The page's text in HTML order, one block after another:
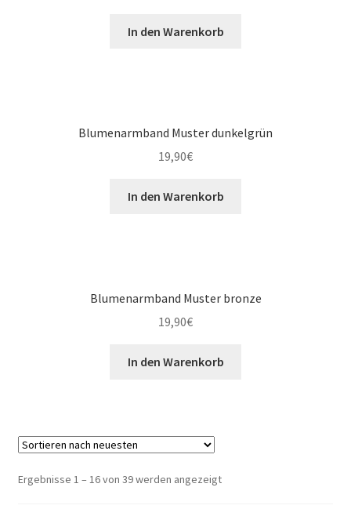
In den Warenkorb
Blumenarmband Muster dunkelgrün
19,90€
In den Warenkorb
Blumenarmband Muster bronze
19,90€
In den Warenkorb
Ergebnisse 1 – 16 von 39 werden angezeigt